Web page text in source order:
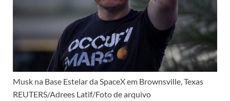
Musk na Base Estelar da SpaceX em Brownsville, Texas
REUTERS/Adrees Latif/Foto de arquivo